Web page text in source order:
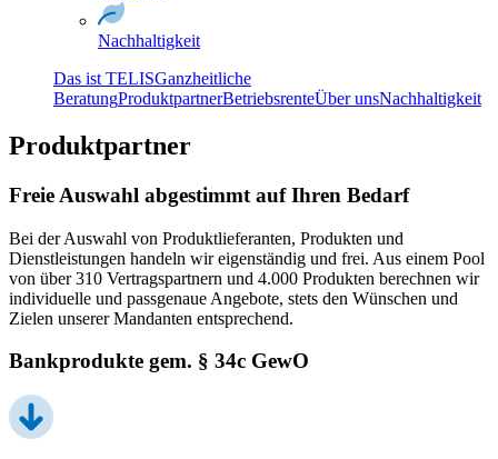
Nachhaltigkeit
Das ist TELISGanzheitliche
BeratungProduktpartnerBetriebsrenteÜber unsNachhaltigkeit
Produktpartner
Freie Auswahl abgestimmt auf Ihren Bedarf
Bei der Auswahl von Produktlieferanten, Produkten und
Dienstleistungen handeln wir eigenständig und frei. Aus einem Pool
von über 310 Vertragspartnern und 4.000 Produkten berechnen wir
individuelle und passgenaue Angebote, stets den Wünschen und
Zielen unserer Mandanten entsprechend.
Bankprodukte gem. § 34c GewO